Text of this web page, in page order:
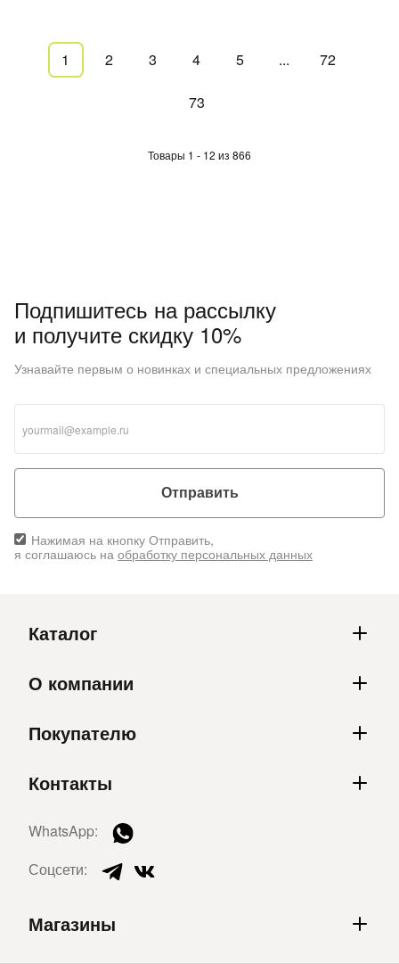
Товары 1 - 12 из 866
1 2 3 4 5 ... 72
73
Подпишитесь на рассылку
и получите скидку 10%
Узнавайте первым о новинках и специальных предложениях
Отправить
Нажимая на кнопку Отправить,
я соглашаюсь на обработку персональных данных
Каталог
О компании
Покупателю
Контакты
WhatsApp:
Соцсети:
Магазины